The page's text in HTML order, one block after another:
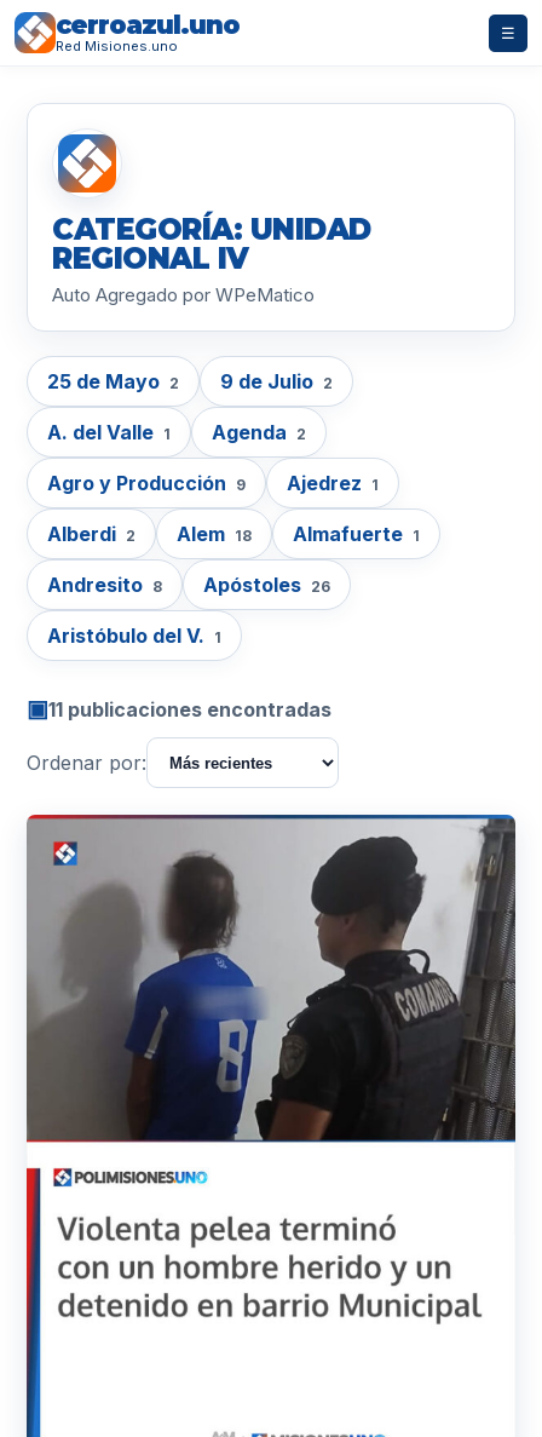
cerroazul.uno
Red Misiones.uno
☰
CATEGORÍA: UNIDAD
REGIONAL IV
Auto Agregado por WPeMatico
25 de Mayo 2 9 de Julio 2
A. del Valle 1 Agenda 2
Agro y Producción 9 Ajedrez 1
Alberdi 2 Alem 18 Almafuerte 1
Andresito 8 Apóstoles 26
Aristóbulo del V. 1
▣11 publicaciones encontradas
Ordenar por: